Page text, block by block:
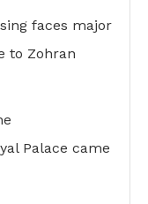
faces major
to Zohran
Palace came